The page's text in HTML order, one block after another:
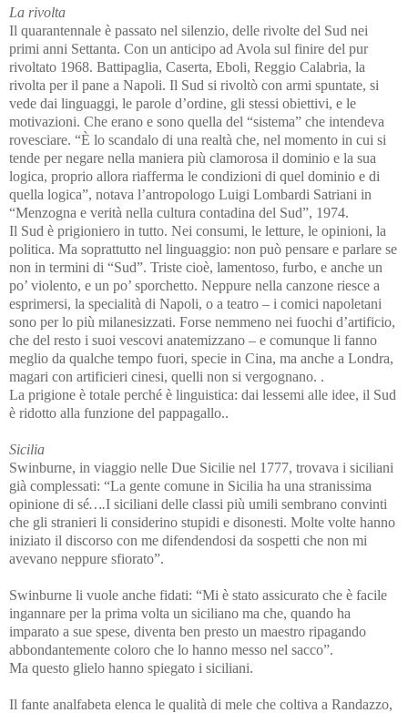
La rivolta
Il quarantennale è passato nel silenzio, delle rivolte del Sud nei
primi anni Settanta. Con un anticipo ad Avola sul finire del pur
rivoltato 1968. Battipaglia, Caserta, Eboli, Reggio Calabria, la
rivolta per il pane a Napoli. Il Sud si rivoltò con armi spuntate, si
vede dai linguaggi, le parole d’ordine, gli stessi obiettivi, e le
motivazioni. Che erano e sono quella del “sistema” che intendeva
rovesciare. “È lo scandalo di una realtà che, nel momento in cui si
tende per negare nella maniera più clamorosa il dominio e la sua
logica, proprio allora riafferma le condizioni di quel dominio e di
quella logica”, notava l’antropologo Luigi Lombardi Satriani in
“Menzogna e verità nella cultura contadina del Sud”, 1974.
Il Sud è prigioniero in tutto. Nei consumi, le letture, le opinioni, la
politica. Ma soprattutto nel linguaggio: non può pensare e parlare se
non in termini di “Sud”. Triste cioè, lamentoso, furbo, e anche un
po’ violento, e un po’ sporchetto. Neppure nella canzone riesce a
esprimersi, la specialità di Napoli, o a teatro – i comici napoletani
sono per lo più milanesizzati. Forse nemmeno nei fuochi d’artificio,
che del resto i suoi vescovi anatemizzano – e comunque li fanno
meglio da qualche tempo fuori, specie in Cina, ma anche a Londra,
magari con artificieri cinesi, quelli non si vergognano. .
La prigione è totale perché è linguistica: dai lessemi alle idee, il Sud
è ridotto alla funzione del pappagallo..
Sicilia
Swinburne, in viaggio nelle Due Sicilie nel 1777, trovava i siciliani
già complessati: “La gente comune in Sicilia ha una stranissima
opinione di sé….I siciliani delle classi più umili sembrano convinti
che gli stranieri li considerino stupidi e disonesti. Molte volte hanno
iniziato il discorso con me difendendosi da sospetti che non mi
avevano neppure sfiorato”.
Swinburne li vuole anche fidati: “Mi è stato assicurato che è facile
ingannare per la prima volta un siciliano ma che, quando ha
imparato a sue spese, diventa ben presto un maestro ripagando
abbondantemente coloro che lo hanno messo nel sacco”.
Ma questo glielo hanno spiegato i siciliani.
Il fante analfabeta elenca le qualità di mele che coltiva a Randazzo,